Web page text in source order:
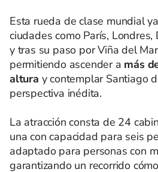
Esta rueda de clase mundial
ciudades como París, Londres,
y tras su paso por Viña del
permitiendo ascender a más
altura y contemplar Santiago
perspectiva inédita.
La atracción consta de 24
una con capacidad para seis
adaptado para personas con
garantizando un recorrido